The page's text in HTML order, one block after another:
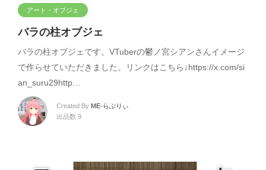
アート・オブジェ
バラの柱オブジェ
バラの柱オブジェです。VTuberの鬱ノ宮シアンさんイメージ
で作らせていただきました。リンクはこちら↓https://x.com/si
an_suru29http…
Created By ME-らぶりぃ
出品数 9